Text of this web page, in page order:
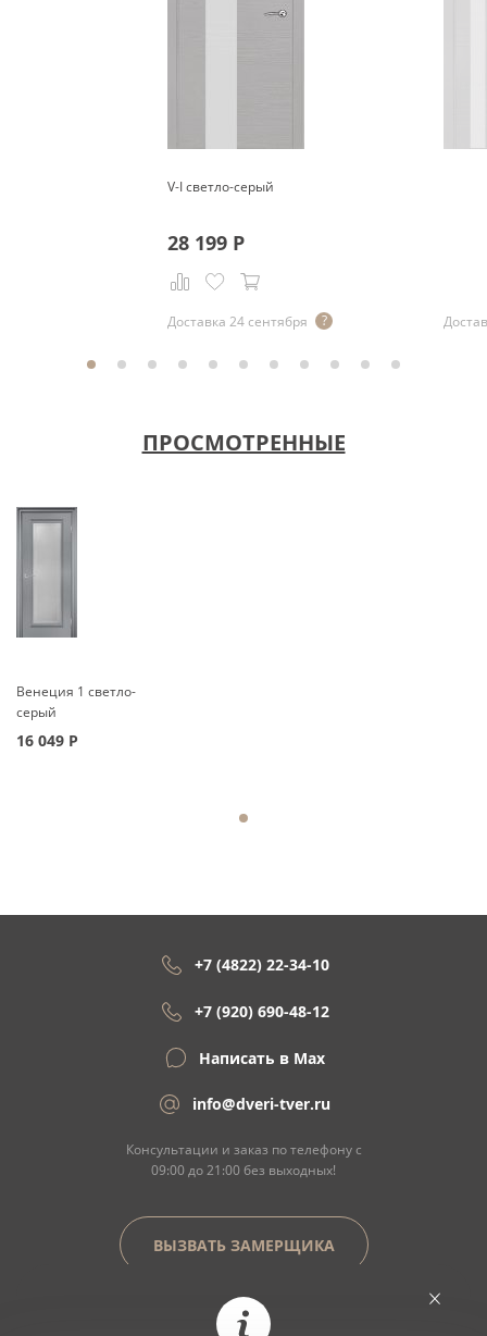
V-I светло-серый
28 199 Р
Доставка 24 сентября
ПРОСМОТРЕННЫЕ
Венеция 1 светло-
серый
16 049 Р
+7 (4822) 22-34-10
+7 (920) 690-48-12
Написать в Max
info@dveri-tver.ru
Консультации и заказ по телефону с
09:00 до 21:00 без выходных!
ВЫЗВАТЬ ЗАМЕРЩИКА